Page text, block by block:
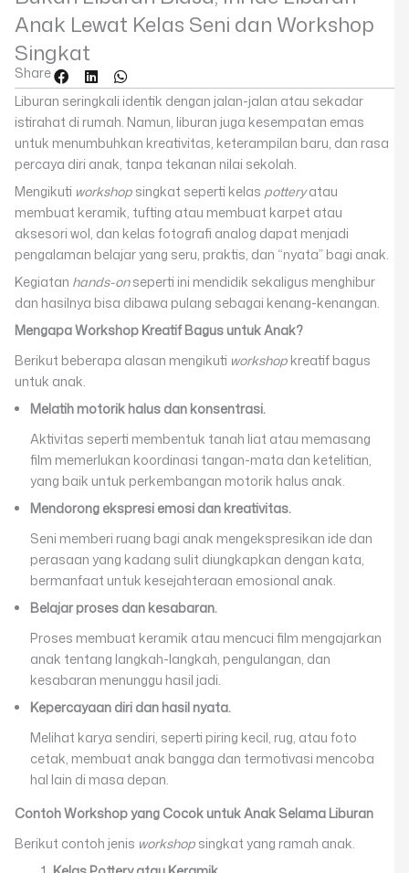
Anak Lewat Kelas Seni dan Workshop
Singkat
Share
Liburan seringkali identik dengan jalan-jalan atau sekadar
istirahat di rumah. Namun, liburan juga kesempatan emas
untuk menumbuhkan kreativitas, keterampilan baru, dan rasa
percaya diri anak, tanpa tekanan nilai sekolah.
Mengikuti workshop singkat seperti kelas potteryatau
membuat keramik, tufting atau membuat karpet atau
aksesori wol, dan kelas fotografi analog dapat menjadi
pengalaman belajar yang seru, praktis, dan “nyata” bagi anak.
Kegiatan hands-onseperti ini mendidik sekaligus menghibur
dan hasilnya bisa dibawa pulang sebagai kenang-kenangan.
Mengapa Workshop Kreatif Bagus untuk Anak?
Berikut beberapa alasan mengikuti workshop kreatif bagus
untuk anak.
Melatih motorik halus dan konsentrasi.
Aktivitas seperti membentuk tanah liat atau memasang
film memerlukan koordinasi tangan-mata dan ketelitian,
yang baik untuk perkembangan motorik halus anak.
Mendorong ekspresi emosi dan kreativitas.
Seni memberi ruang bagi anak mengekspresikan ide dan
perasaan yang kadang sulit diungkapkan dengan kata,
bermanfaat untuk kesejahteraan emosional anak.
Belajar proses dan kesabaran.
Proses membuat keramik atau mencuci film mengajarkan
anak tentang langkah-langkah, pengulangan, dan
kesabaran menunggu hasil jadi.
Kepercayaan diri dan hasil nyata.
Melihat karya sendiri, seperti piring kecil, rug, atau foto
cetak, membuat anak bangga dan termotivasi mencoba
hal lain di masa depan.
Contoh Workshop yang Cocok untuk Anak Selama Liburan
Berikut contoh jenis workshop singkat yang ramah anak.